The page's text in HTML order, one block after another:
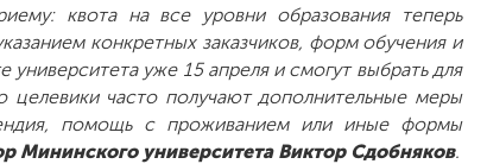
квота на все уровни образования теперь
конкретных заказчиков, форм обучения и
уже 15 апреля и смогут выбрать для
целевики часто получают дополнительные меры
помощь с проживанием или иные формы
Мининского университета Виктор Сдобняков.